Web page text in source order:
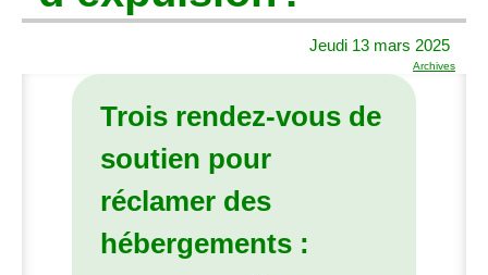
Jeudi 13 mars 2025
Archives
Trois rendez-vous de
soutien pour
réclamer des
hébergements :